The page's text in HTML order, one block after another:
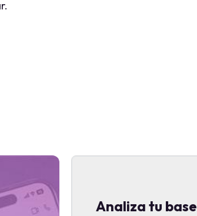
Analiza tu